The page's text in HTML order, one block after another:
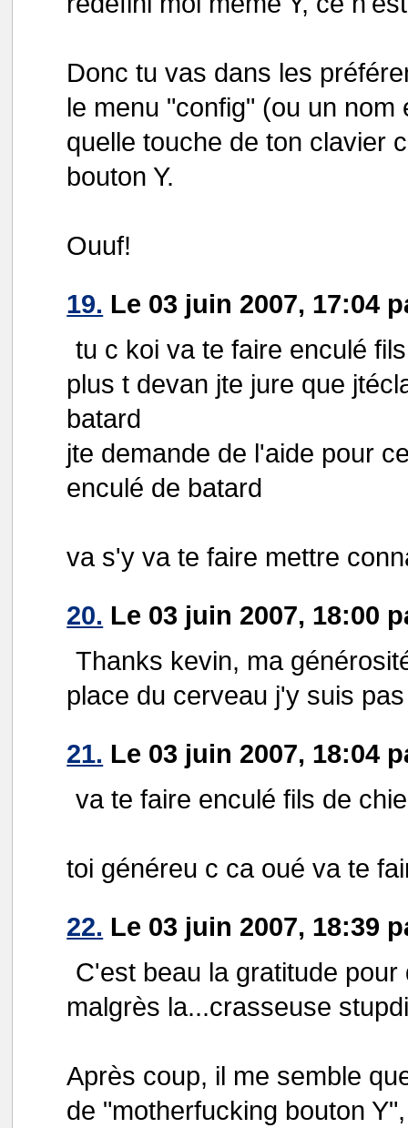
Donc tu vas dans les
le menu "config" (ou un
quelle touche de ton clavier
bouton Y.
Ouuf!
19. Le 03 juin 2007, 17:04
tu c koi va te faire enculé
plus t devan jte jure que
batard
jte demande de l'aide pour
enculé de batard
va s'y va te faire mettre
20. Le 03 juin 2007, 18:00
Thanks kevin, ma
place du cerveau j'y suis
21. Le 03 juin 2007, 18:04
va te faire enculé fils de
toi généreu c ca oué va te
22. Le 03 juin 2007, 18:39
C'est beau la gratitude
malgrès la...crasseuse
Après coup, il me semble
de "motherfucking bouton